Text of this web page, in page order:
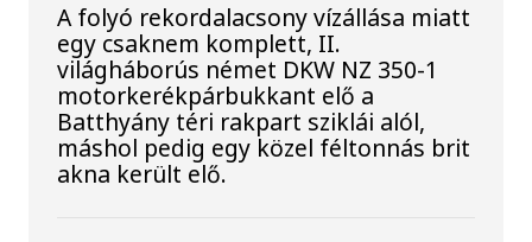
A folyó rekordalacsony vízállása miatt
egy csaknem komplett, II.
világháborús német DKW NZ 350-1
motorkerékpárbukkant elő a
Batthyány téri rakpart sziklái alól,
máshol pedig egy közel féltonnás brit
akna került elő.